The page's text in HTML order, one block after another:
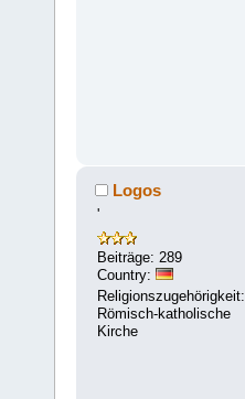
Logos
'
Beiträge: 289
Country:
Religionszugehörigkeit:
Römisch-katholische
Kirche